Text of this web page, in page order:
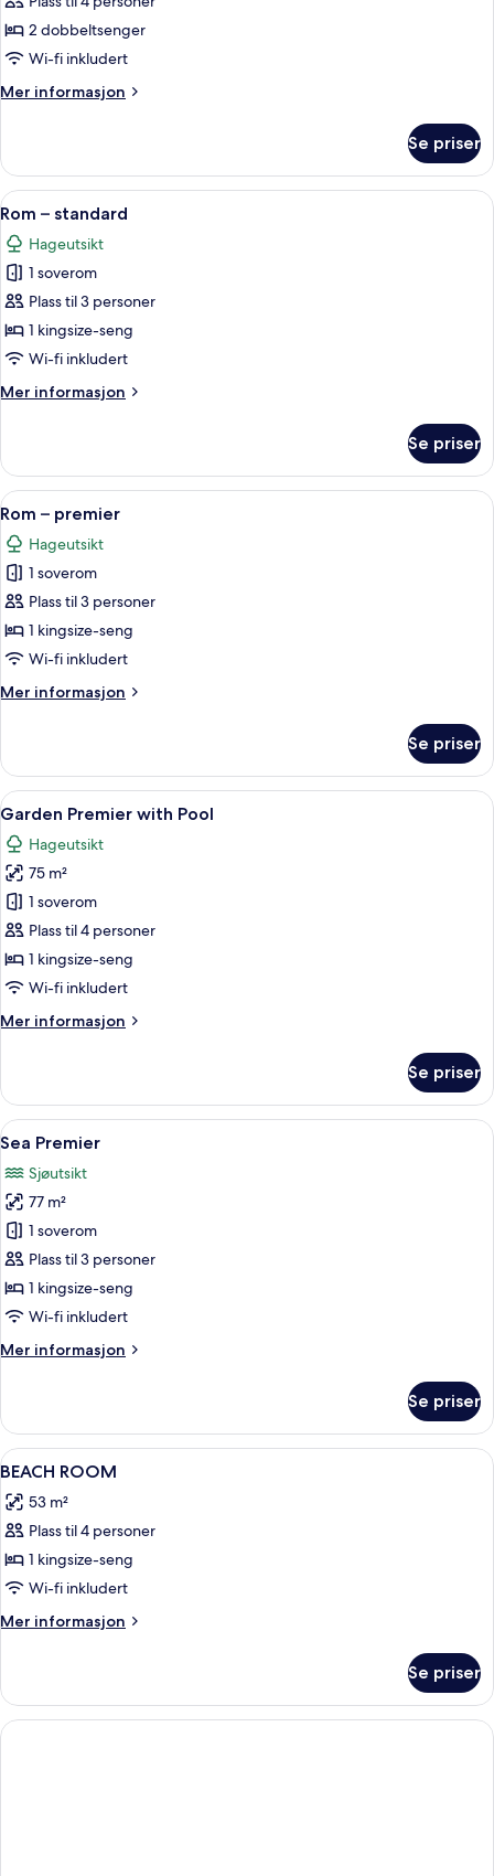
–
deluxe
2 dobbeltsenger
Wi-fi inkludert
Mer informasjon
Mer
–
deluxe
Se priser
Åpne
alle
bildene
av
Rom
–
standard
Safe på rommet, blendingsgardiner,
1
Rom – standard
Hageutsikt
1 soverom
Plass til 3 personer
1 kingsize-seng
Wi-fi inkludert
Mer informasjon
Mer
–
standard
Se priser
Åpne
alle
bildene
av
Rom
–
premier
Rom – premier | Safe på rommet,
1
Rom – premier
Hageutsikt
1 soverom
Plass til 3 personer
1 kingsize-seng
Wi-fi inkludert
Mer informasjon
Mer
–
premier
Se priser
Åpne
alle
bildene
av
Garden
Premier
with
Pool
Garden Premier with Pool | Safe på
1
Garden Premier with Pool
Hageutsikt
75 m²
1 soverom
Plass til 4 personer
1 kingsize-seng
Wi-fi inkludert
Mer informasjon
Mer
Premier
with
Pool
Se priser
Åpne
alle
bildene
av
Sea
Premier
Sea Premier | Safe på rommet,
1
Sea Premier
Sjøutsikt
77 m²
1 soverom
Plass til 3 personer
1 kingsize-seng
Wi-fi inkludert
Mer informasjon
Mer
Premier
Se priser
Åpne
alle
bildene
av
BEACH
ROOM
Safe på rommet, blendingsgardiner,
5
BEACH ROOM
53 m²
Plass til 4 personer
1 kingsize-seng
Wi-fi inkludert
Mer informasjon
Mer
ROOM
Se priser